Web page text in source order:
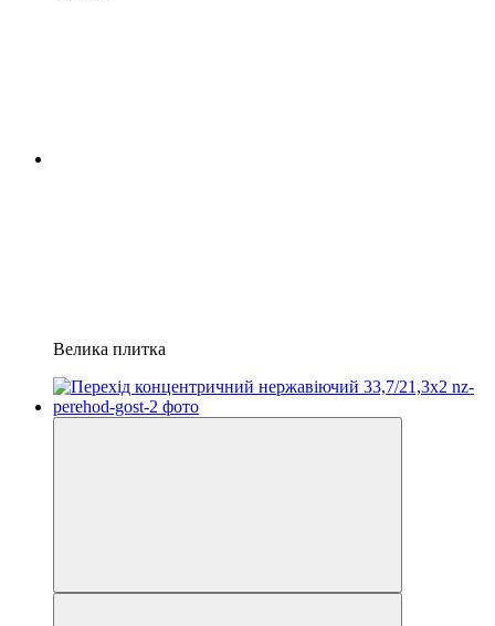
Велика плитка